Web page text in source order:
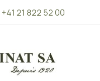
+41 21 822 52 00